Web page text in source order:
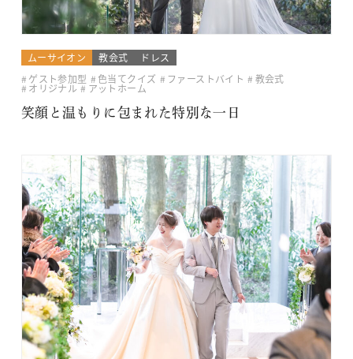
ムーサイオン 教会式
ドレス
ゲスト参加型
色当てクイズ ファーストバイト 教会式
オリジナル
アットホーム
笑顔と温もりに包まれた特別な一日